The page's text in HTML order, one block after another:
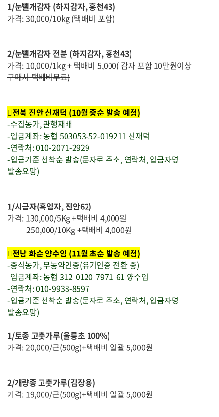
1/눈뻘개감자 (하지감자, 홍천43)
가격: 30,000/10kg (택배비 포함)
2/눈뻘개감자 전분 (하지감자, 홍천43)
가격: 10,000/1kg + 택배비 5,000( 감자 포함 10만원이상
구매시 택배비무료)
전북 진안 신재덕 (10월 중순 발송 예정)
-수집농가, 관행재배
-입금계좌: 농협 503053-52-019211 신재덕
-연락처: 010-2071-2929
-입금기준 선착순 발송(문자로 주소, 연락처, 입금자명
발송요망)
1/시금자(흑임자, 진안62)
가격: 130,000/5Kg +택배비 4,000원
250,000/10Kg +택배비 4,000원
전남 화순 양수임 (11월 초순 발송 예정)
-증식농가, 무농약인증(유기인증 전환 중)
-입금계좌: 농협 312-0120-7971-61 양수임
-연락처: 010-9938-8597
-입금기준 선착순 발송(문자로 주소, 연락처, 입금자명
발송요망)
1/토종 고춧가루(울릉초 100%)
가격: 20,000/근(500g)+택배비 일괄 5,000원
2/개량종 고춧가루(김장용)
가격: 19,000/근(500g)+택배비 일괄 5,000원